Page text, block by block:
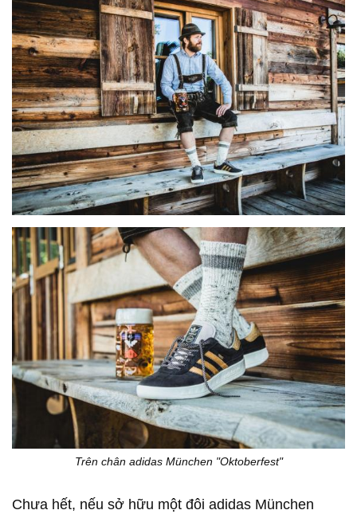
Trên chân adidas München "Oktoberfest"
Chưa hết, nếu sở hữu một đôi adidas München